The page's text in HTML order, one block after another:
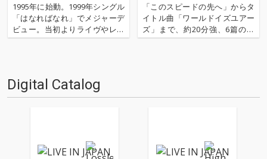
ト特集
1995年に始動。1999年シングル
「はなればなれ」でメジャーデ
ビュー。当初よりライヴやレコ
ーディングなどにおいて他のア
ら、独自のスタンスを築き上げ
ている。2007年7枚目…
「このスピードの先へ」からタ
イトル曲「ワールドイズユアー
ズ」まで、約20分強、6篇の楽
曲で生み出されたこの作品は、
間も内包している。それは、彼
Digital Catalog